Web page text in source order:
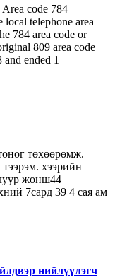
code 784
local telephone area
784 area code or
809 area code
and ended 1
төхөөрөмж.
хээрийн
жонш44
7сард 39 4 сая ам
нийлүүлэгч